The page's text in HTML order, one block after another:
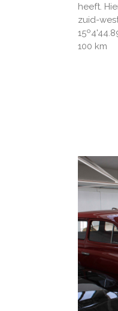
heeft.
zuid-
15º
100 km